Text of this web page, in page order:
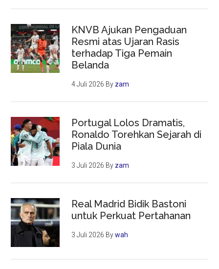
KNVB Ajukan Pengaduan
Resmi atas Ujaran Rasis
terhadap Tiga Pemain
Belanda
4 Juli 2026 By zam
Portugal Lolos Dramatis,
Ronaldo Torehkan Sejarah di
Piala Dunia
3 Juli 2026 By zam
Real Madrid Bidik Bastoni
untuk Perkuat Pertahanan
3 Juli 2026 Bywah